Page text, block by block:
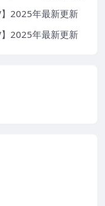
2025年最新更新
2025年最新更新